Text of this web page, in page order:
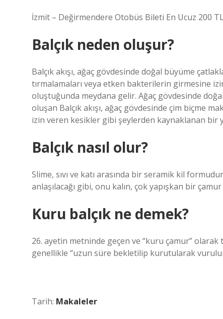
İzmit – Değirmendere Otobüs Bileti En Ucuz 200
Balçık neden oluşur?
Balçık akışı, ağaç gövdesinde doğal büyüme
tırmalamaları veya etken bakterilerin girmesine
oluştuğunda meydana gelir. Ağaç gövdesinde
oluşan Balçık akışı, ağaç gövdesinde çim biçme
izin veren kesikler gibi şeylerden kaynaklanan bir
Balçık nasıl olur?
Slime, sıvı ve katı arasında bir seramik kil
anlaşılacağı gibi, onu kalın, çok yapışkan bir
Kuru balçık ne demek?
26. ayetin metninde geçen ve “kuru çamur”
genellikle “uzun süre bekletilip kurutularak
Tarih: Makaleler